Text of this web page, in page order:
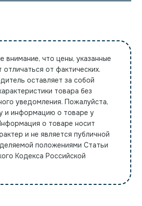
что цены, указанные
отличаться от фактических.
оставляет за собой
товара без
уведомления. Пожалуйста,
и информацию о товаре у
о товаре носит
и не является публичной
положениями Статьи
Кодекса Российской